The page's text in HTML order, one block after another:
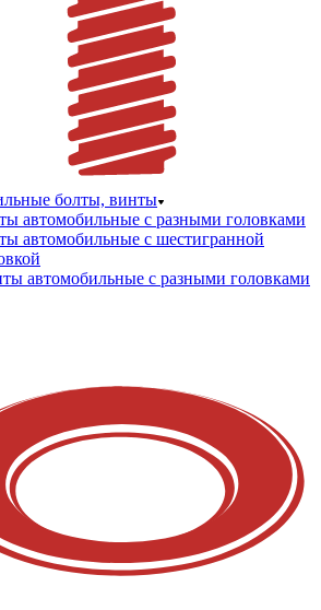
болты, винты
автомобильные с разными головками
автомобильные с шестигранной
автомобильные с разными головками